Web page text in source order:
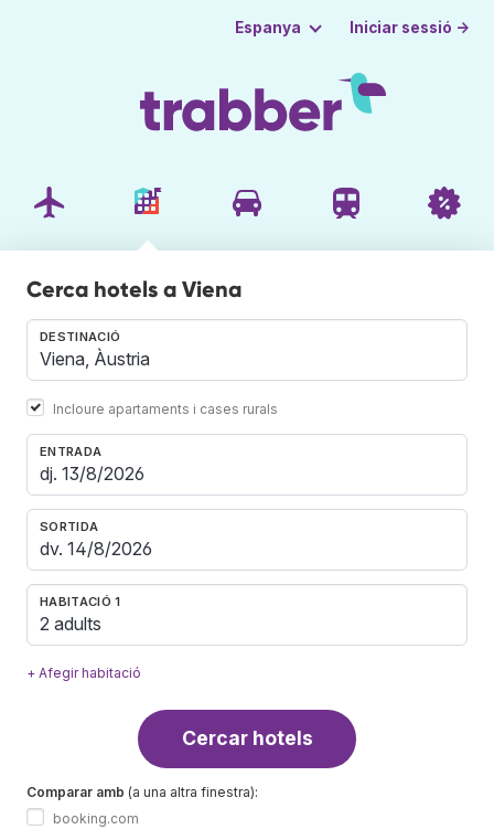
Espanya Iniciar sessió →
Cerca hotels a Viena
DESTINACIÓ
Incloure apartaments i cases rurals
ENTRADA
SORTIDA
HABITACIÓ 1
2 adults
+ Afegir habitació
Cercar hotels
Comparar amb (a una altra finestra):
booking.com